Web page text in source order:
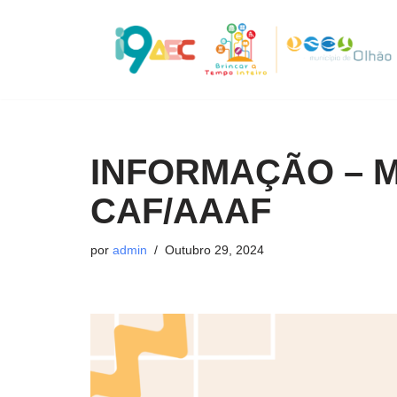
INFORMAÇÃO –
CAF/AAAF
por admin Outubro 29, 2024